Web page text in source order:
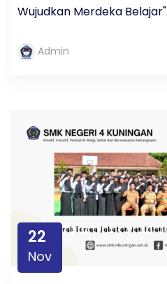
Wujudkan Merdeka Belajar"
Admin
22
Nov